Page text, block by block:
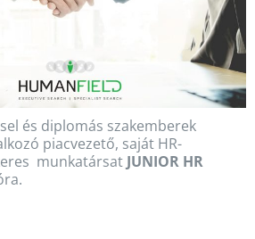
és diplomás szakemberek
piacvezető, saját HR-
munkatársat JUNIOR HR